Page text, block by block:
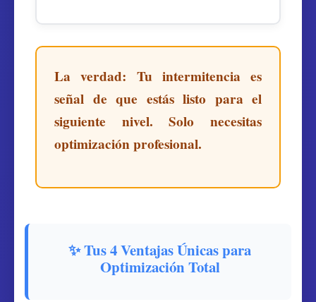
La verdad: Tu intermitencia es
señal de que estás listo para el
siguiente nivel. Solo necesitas
optimización profesional.
✨ Tus 4 Ventajas Únicas para
Optimización Total